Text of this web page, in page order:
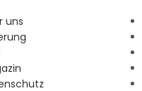
uns